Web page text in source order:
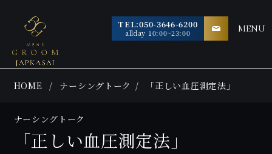
TEL:050-3646-6200
allday 10:00~23:00 MENU
HOME ナーシングトーク 「正しい血圧測定法」
ナーシングトーク
「正しい血圧測定法」